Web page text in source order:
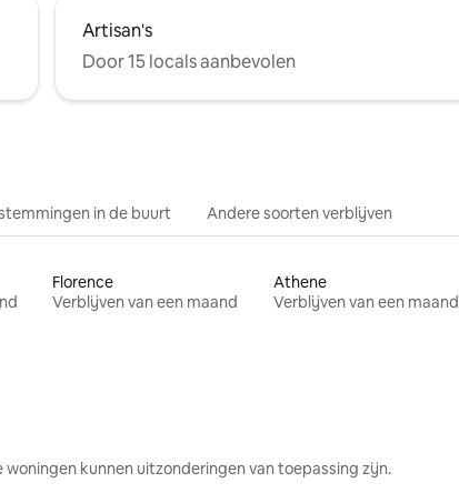
Artisan's
Door 15 locals aanbevolen
in de buurt Andere soorten verblijven
Florence
Verblijven van een maand
Athene
Verblijven van een maand
kunnen uitzonderingen van toepassing zijn.